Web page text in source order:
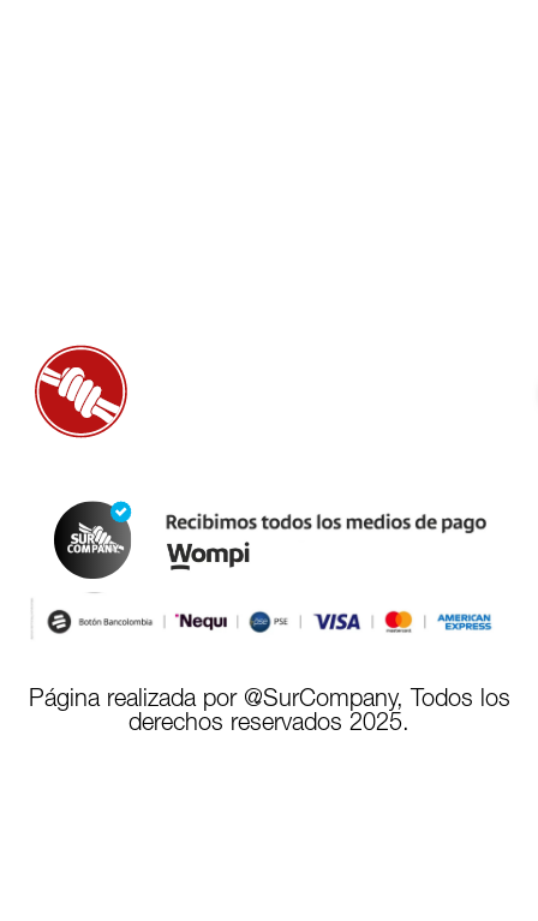
Página realizada por @SurCompany, Todos los
derechos reservados 2025.